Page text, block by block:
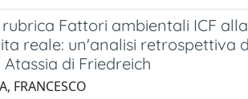
Fattori ambientali ICF
reale: un'analisi
di Friedreich
FRANCESCO